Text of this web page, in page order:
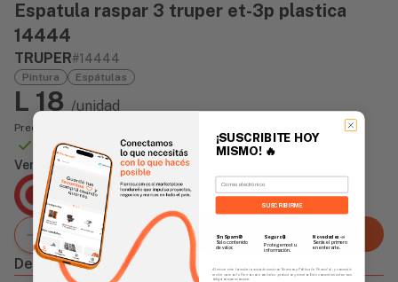
Espatula raspar 3 truper et-3p plastica
14444
TRUPER#14444
Pintura Espátulas
L 18 /unidad
Precio incluye impuesto sobre ventas
Disponible Online
Vendido Por:
Agencia Global
2 días - Tiempo de Entrega Promedio
Agregar al carrito
Descripción
¡SUSCRIBITE HOY
MISMO! 🔥
Email
SUSCRIBIRME
Sin Spam 🚫
Solo contenido
de valor.
Seguro 🔒
Protegemos tu
información.
Novedades 📣
Serás el primero
en enterarte.
Al enviar este formulario, aceptás nuestros Términos y Política de Privacidad, y consentís
recibir correos de Fierros con novedades, productos y eventos. Este consentimiento no es
obligatorio para comprar.